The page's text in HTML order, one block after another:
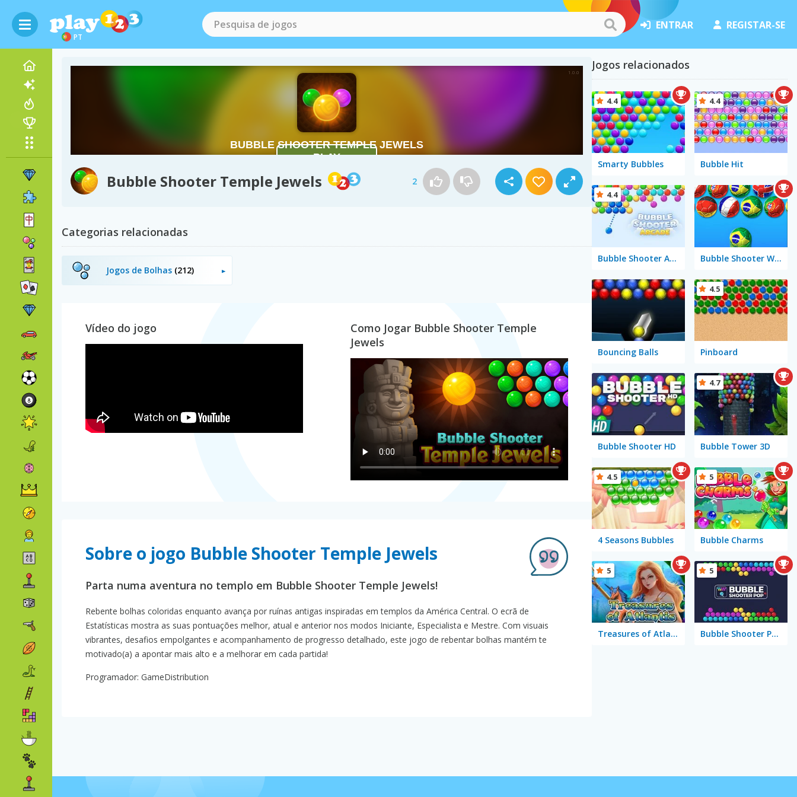
PT
ENTRAR REGISTAR-SE
Bubble Shooter Temple Jewels 2
Categorias relacionadas
Jogos de Bolhas (212)
Vídeo do jogo
Como Jogar Bubble Shooter Temple
Jewels
Sobre o jogo Bubble Shooter Temple Jewels
Parta numa aventura no templo em Bubble Shooter Temple Jewels!
Rebente bolhas coloridas enquanto avança por ruínas antigas inspiradas em templos da América Central. O ecrã de
Estatísticas mostra as suas pontuações melhor, atual e anterior nos modos Iniciante, Especialista e Mestre. Com visuais
vibrantes, desafios empolgantes e acompanhamento de progresso detalhado, este jogo de rebentar bolhas mantém te
motivado(a) a apontar mais alto e a melhorar em cada partida!
Programador: GameDistribution
Jogos relacionados
Smarty Bubbles
4.4
Bubble Hit
4.4
Bubble Shooter Arcade
4.4
Bubble Shooter World Cup
Bouncing Balls Pinboard
4.5
Bubble Shooter HD Bubble Tower 3D
4.7
4 Seasons Bubbles
4.5
Bubble Charms
5
Treasures of Atlantis
5
Bubble Shooter Pop
5